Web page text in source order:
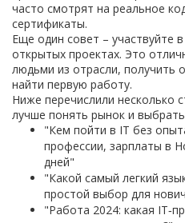
часто смотрят на реальное
сертификаты.
Еще один совет – участвуйте
открытых проектах. Это
людьми из отрасли, получить
найти первую работу.
Ниже перечислили несколько
лучше понять рынок и
"Кем пойти в IT без
профессии, зарплаты в
дней"
"Какой самый легкий
простой выбор для
"Работа 2024: какая